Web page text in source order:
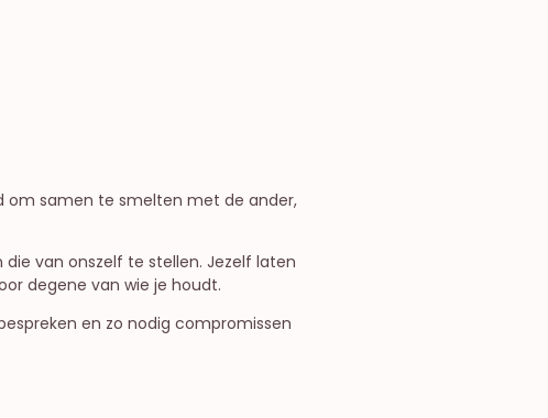
om samen te smelten met de ander,
van onszelf te stellen. Jezelf laten
degene van wie je houdt.
en zo nodig compromissen